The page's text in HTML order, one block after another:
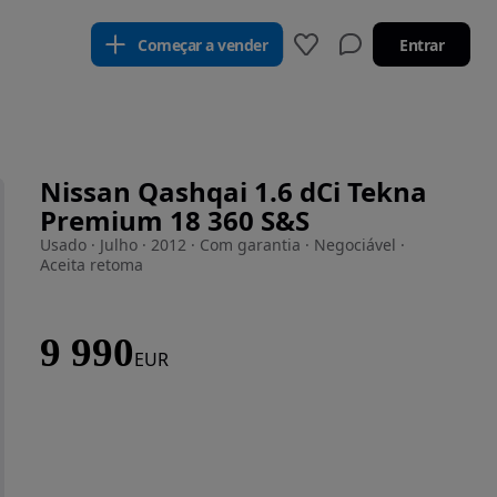
Começar a vender Entrar
Nissan Qashqai 1.6 dCi Tekna
Premium 18 360 S&S
Usado · Julho · 2012 · Com garantia · Negociável ·
Aceita retoma
9 990EUR